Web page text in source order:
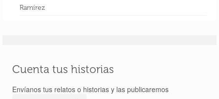
Ramírez
Cuenta tus historias
Envíanos tus relatos o historias y las publicaremos